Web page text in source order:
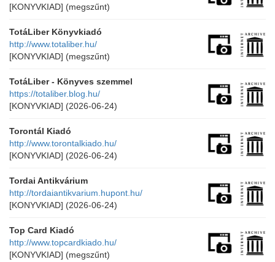
[KONYVKIAD] (megszűnt)
TotáLiber Könyvkiadó
http://www.totaliber.hu/
[KONYVKIAD] (megszűnt)
TotáLiber - Könyves szemmel
https://totaliber.blog.hu/
[KONYVKIAD] (2026-06-24)
Torontál Kiadó
http://www.torontalkiado.hu/
[KONYVKIAD] (2026-06-24)
Tordai Antikvárium
http://tordaiantikvarium.hupont.hu/
[KONYVKIAD] (2026-06-24)
Top Card Kiadó
http://www.topcardkiado.hu/
[KONYVKIAD] (megszűnt)